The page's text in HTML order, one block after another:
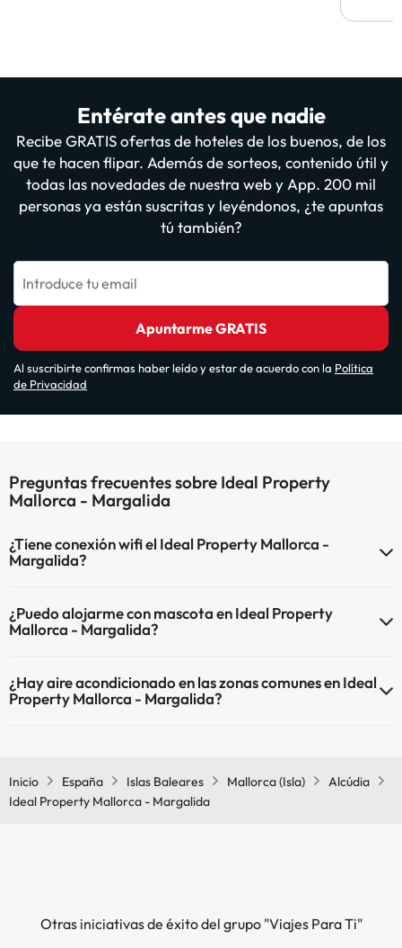
Entérate antes que nadie
Recibe GRATIS ofertas de hoteles de los buenos, de los
que te hacen flipar. Además de sorteos, contenido útil y
todas las novedades de nuestra web y App. 200 mil
personas ya están suscritas y leyéndonos, ¿te apuntas
tú también?
Introduce tu email
Apuntarme GRATIS
Al suscribirte confirmas haber leído y estar de acuerdo con la Política
de Privacidad
Preguntas frecuentes sobre Ideal Property
Mallorca - Margalida
¿Tiene conexión wifi el Ideal Property Mallorca -
Margalida?
¿Puedo alojarme con mascota en Ideal Property
Mallorca - Margalida?
¿Hay aire acondicionado en las zonas comunes en Ideal
Property Mallorca - Margalida?
Inicio
España Islas Baleares Mallorca (Isla)
Alcúdia
Ideal Property Mallorca - Margalida
Otras iniciativas de éxito del grupo "Viajes Para Ti"